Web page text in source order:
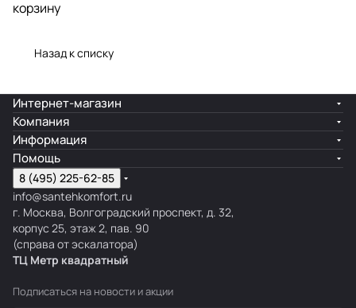
корзину
Назад к списку
Интернет-магазин
Компания
Информация
Помощь
8 (495) 225-62-85
info@santehkomfort.ru
г. Москва, Волгоградский проспект, д. 32,
корпус 25, этаж 2, пав. 90
(справа от эскалатора)
ТЦ Метр квадратный
Подписаться на новости и акции